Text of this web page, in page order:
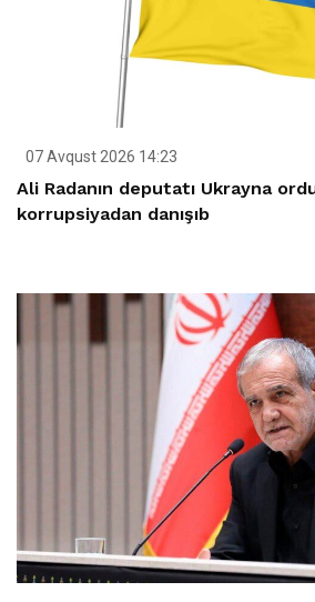
07 Avqust 2026 14:23
Ali Radanın deputatı Ukrayna
korrupsiyadan danışıb